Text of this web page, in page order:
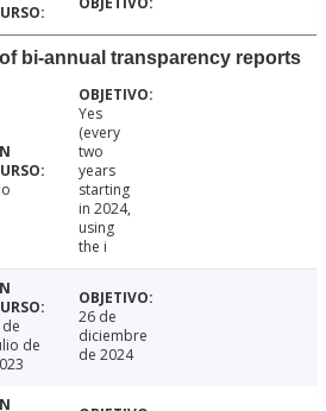
bi-annual transparency reports
Yes
(every
two
years
starting
in 2024,
using
the i
de
26 de
diciembre
de 2024